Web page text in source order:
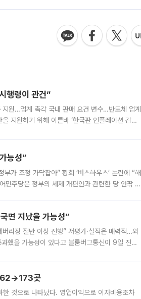
행령이 관건”
원…업계 촉각 국내 판매 요건 변수…반도체 업계
지원하기 위해 이른바 ‘한국판 인플레이션 감축
능성”
가 조정 가닥잡아” 황희 ‘버스하우스’ 논란에 “해
민주당은 정부의 세제 개편안과 관련한 당 안팎 의
면 지났을 가능성”
리징 절반 이상 진행” 저평가·실적은 매력적…외
했을 가능성이 있다고 블룸버그통신이 9일 진단
62→173곳
것으로 나타났다. 영업이익으로 이자비용조차